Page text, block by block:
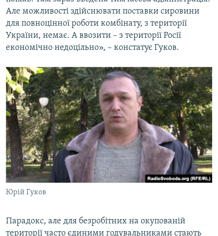
Але можливості здійснювати поставки сировини
для повноцінної роботи комбінату, з території
України, немає. А ввозити – з території Росії
економічно недоцільно», – констатує Гуков.
Юрій Гуков
Парадокс, але для безробітних на окупованій
території часто єдиними годувальниками стають